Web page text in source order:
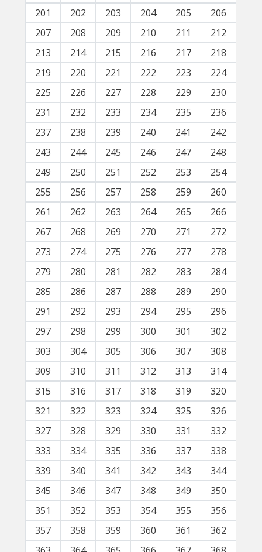
201
202 203 204 205
206
207
208 209 210 211
212
213
214 215 216 217
218
219
220 221 222 223
224
225
226 227 228 229
230
231
232 233 234 235
236
237
238 239 240 241
242
243
244 245 246 247
248
249
250 251 252 253
254
255
256 257 258 259
260
261
262 263 264 265
266
267
268 269 270 271
272
273
274 275 276 277
278
279
280 281 282 283
284
285
286 287 288 289
290
291
292 293 294 295
296
297
298 299 300 301
302
303
304 305 306 307
308
309
310 311 312 313
314
315
316 317 318 319
320
321
322 323 324 325
326
327
328 329 330 331
332
333
334 335 336 337
338
339
340 341 342 343
344
345
346 347 348 349
350
351
352 353 354 355
356
357
358 359 360 361
362